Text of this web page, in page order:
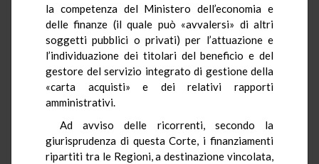
la competenza del Ministero dell’economia e
delle finanze (il quale può «avvalersi» di altri
soggetti pubblici o privati) per l’attuazione e
l’individuazione dei titolari del beneficio e del
gestore del servizio integrato di gestione della
«carta acquisti» e dei relativi rapporti
amministrativi.
Ad avviso delle ricorrenti, secondo la
giurisprudenza di questa Corte, i finanziamenti
ripartiti tra le Regioni, a destinazione vincolata,